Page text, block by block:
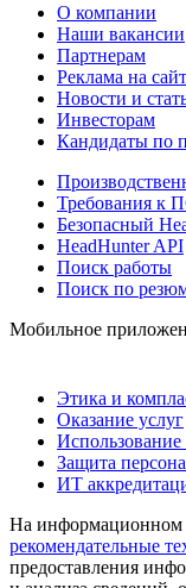
О компании
Наши вакансии
Партнерам
Реклама на
Новости и
Инвесторам
Кандидаты по
Требования к
Безопасный
HeadHunter API
Поиск работы
Поиск по
Мобильное
Этика и
Оказание услуг
Использование
Защита
ИТ
На информационном
рекомендательные
предоставления